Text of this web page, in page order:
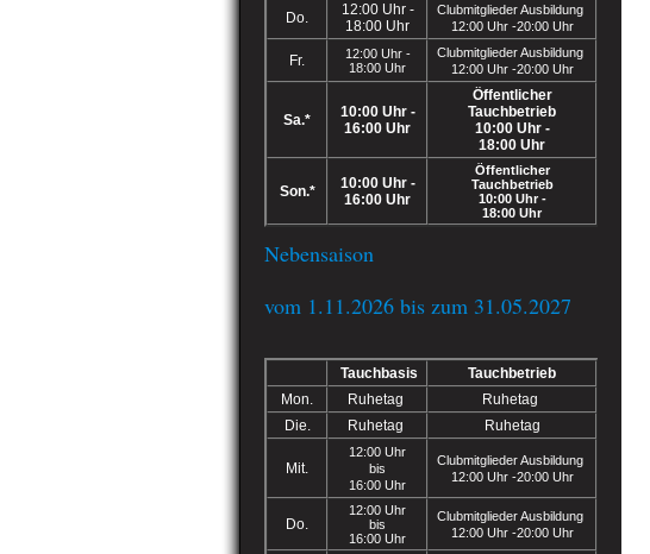
Do.
12:00 Uhr -
18:00 Uhr
Clubmitglieder Ausbildung
12:00 Uhr -20:00 Uhr
Fr.
12:00 Uhr -
18:00 Uhr
Clubmitglieder Ausbildung
12:00 Uhr -20:00 Uhr
Sa.*
10:00 Uhr -
16:00 Uhr
Öffentlicher
Tauchbetrieb
10:00 Uhr -
18:00 Uhr
Son.*
10:00 Uhr -
16:00 Uhr
Öffentlicher
Tauchbetrieb
10:00 Uhr -
18:00 Uhr
Nebensaison
vom 1.11.2026 bis zum 31.05.2027
Tauchbasis
Tauchbetrieb
Mon.
Ruhetag
Ruhetag
Die.
Ruhetag Ruhetag
Mit.
12:00 Uhr
bis
16:00 Uhr
Clubmitglieder Ausbildung
12:00 Uhr -20:00 Uhr
Do.
12:00 Uhr
bis
16:00 Uhr
Clubmitglieder Ausbildung
12:00 Uhr -20:00 Uhr